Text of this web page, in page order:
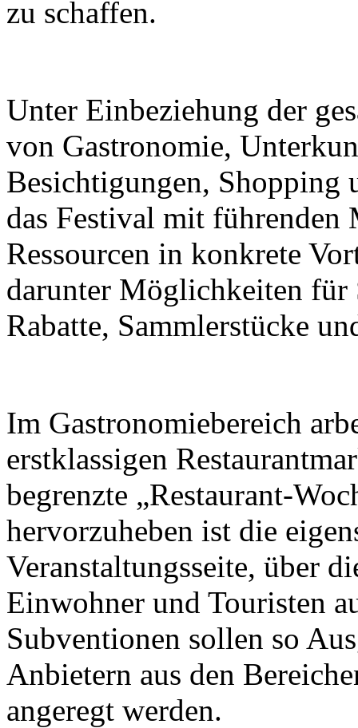
zu schaffen.
Unter Einbeziehung der
von Gastronomie,
Besichtigungen, Shopping
das Festival mit führenden
Ressourcen in konkrete
darunter Möglichkeiten
Rabatte, Sammlerstücke
Im Gastronomiebereich
erstklassigen
begrenzte „Restaurant-
hervorzuheben ist die
Veranstaltungsseite, über
Einwohner und Touristen
Subventionen sollen so
Anbietern aus den
angeregt werden.